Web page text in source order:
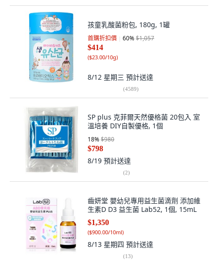
孩童乳酸菌粉包, 180g, 1罐
首購折扣價 60%$1,057
$414
($23.00/10g)
8/12 星期三 預計送達
(4589)
SP plus 克菲爾天然優格菌 20包入 室
溫培養 DIY自製優格, 1個
18%$980
$798
8/19 預計送達
(2)
齒妍堂 嬰幼兒專用益生菌滴劑 添加維
生素D D3 益生菌 Lab52, 1個, 15mL
$1,350
($900.00/10ml)
8/13 星期四 預計送達
(13)